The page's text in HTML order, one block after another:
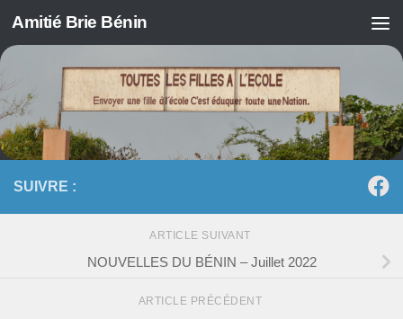
Skip to content
Amitié Brie Bénin
SUIVRE :
ARTICLE SUIVANT
NOUVELLES DU BÉNIN – Juillet 2022
ARTICLE PRÉCÉDENT